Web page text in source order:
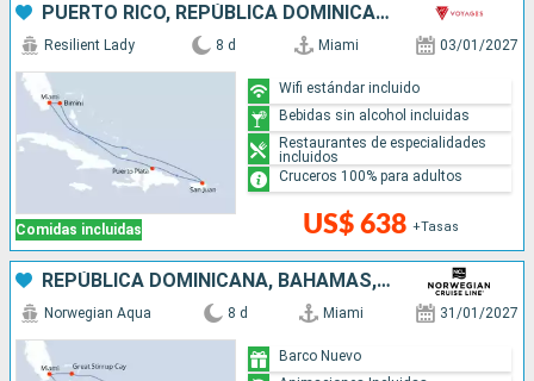
PUERTO RICO, REPÚBLICA DOMINICANA, BAHAMAS, ESTADOS UNIDOS
Comidas incluidas
Resilient Lady 8 d Miami 03/01/2027
US$ 638 +Tasas
Wifi estándar incluido
Bebidas sin alcohol incluidas
Restaurantes de especialidades
incluidos
Cruceros 100% para adultos
REPÚBLICA DOMINICANA, BAHAMAS, ESTADOS UNIDOS
Norwegian Aqua 8 d Miami 31/01/2027
Barco Nuevo